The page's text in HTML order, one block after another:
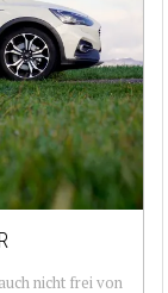
nicht frei von